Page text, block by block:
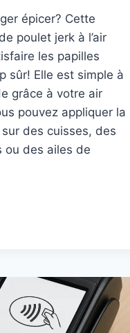
épicer? Cette
poulet jerk à l’air
les papilles
sûr! Elle est simple à
grâce à votre air
pouvez appliquer la
des cuisses, des
ou des ailes de